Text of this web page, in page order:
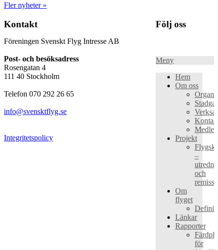
Fler nyheter »
Kontakt
Föreningen Svenskt Flyg Intresse AB
Post- och besöksadress
Rosengatan 4
111 40 Stockholm
Telefon 070 292 26 65
info@svensktflyg.se
Integritetspolicy
Följ oss
Meny
Hem
Om oss
Stadgar
Projekt
–
och
Om
flyget
Länkar
Rapporter
för